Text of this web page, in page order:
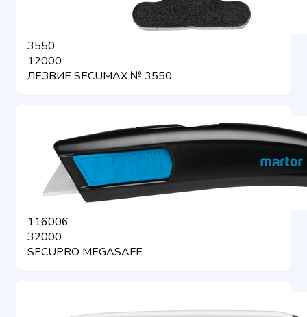
3550
12000
ЛЕЗВИЕ SECUMAX № 3550
116006
32000
SECUPRO MEGASAFE